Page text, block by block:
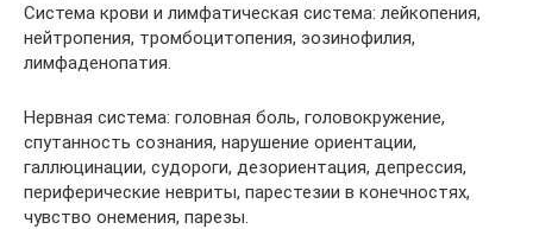
Система крови и лимфатическая система: лейкопения,
нейтропения, тромбоцитопения, эозинофилия,
лимфаденопатия.
Нервная система: головная боль, головокружение,
спутанность сознания, нарушение ориентации,
галлюцинации, судороги, дезориентация, депрессия,
периферические невриты, парестезии в конечностях,
чувство онемения, парезы.